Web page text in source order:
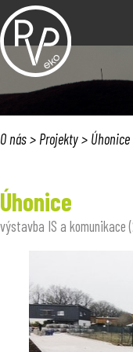
O nás> Projekty> Úhonice
Úhonice
výstavba IS a komunikace